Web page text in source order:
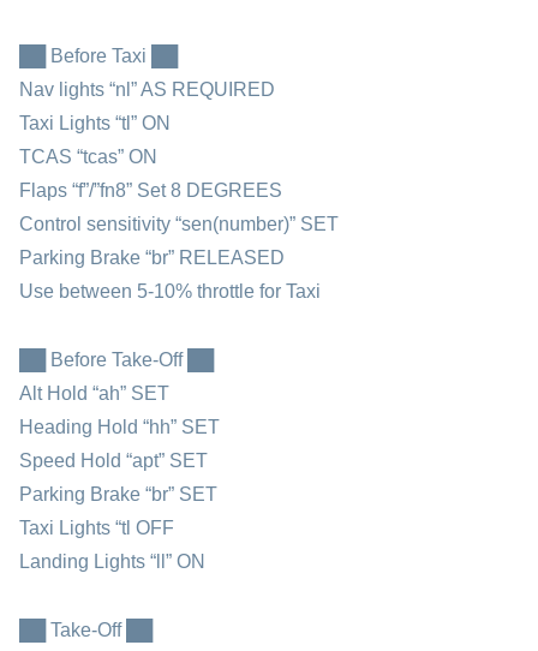
██ Before Taxi ██
Nav lights “nl” AS REQUIRED
Taxi Lights “tl” ON
TCAS “tcas” ON
Flaps “f”/”fn8” Set 8 DEGREES
Control sensitivity “sen(number)” SET
Parking Brake “br” RELEASED
Use between 5-10% throttle for Taxi
██ Before Take-Off ██
Alt Hold “ah” SET
Heading Hold “hh” SET
Speed Hold “apt” SET
Parking Brake “br” SET
Taxi Lights “tl OFF
Landing Lights “ll” ON
██ Take-Off ██